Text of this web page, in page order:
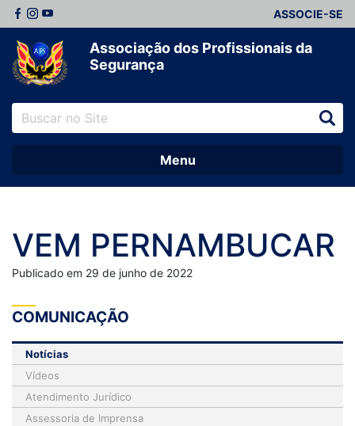
ASSOCIE-SE
Associação dos Profissionais da
Segurança
Menu
VEM PERNAMBUCAR
Publicado em 29 de junho de 2022
COMUNICAÇÃO
Notícias
Vídeos
Atendimento Jurídico
Assessoria de Imprensa